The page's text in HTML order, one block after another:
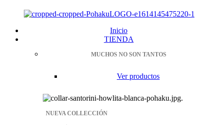
Inicio
TIENDA
MUCHOS NO SON TANTOS
Ver productos
NUEVA COLLECCIÓN